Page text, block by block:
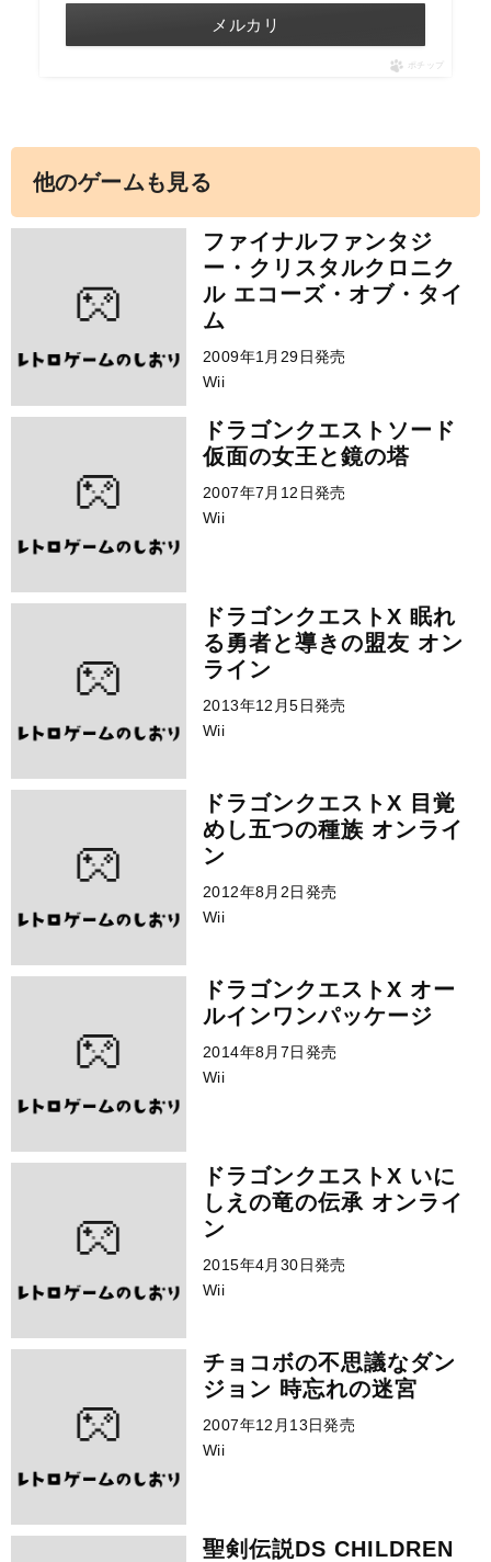
メルカリ
ポチップ
他のゲームも見る
ファイナルファンタジ
ー・クリスタルクロニク
ル エコーズ・オブ・タイ
ム
2009年1月29日発売
Wii
ドラゴンクエストソード
仮面の女王と鏡の塔
2007年7月12日発売
Wii
ドラゴンクエストX 眠れ
る勇者と導きの盟友 オン
ライン
2013年12月5日発売
Wii
ドラゴンクエストX 目覚
めし五つの種族 オンライ
ン
2012年8月2日発売
Wii
ドラゴンクエストX オー
ルインワンパッケージ
2014年8月7日発売
Wii
ドラゴンクエストX いに
しえの竜の伝承 オンライ
ン
2015年4月30日発売
Wii
チョコボの不思議なダン
ジョン 時忘れの迷宮
2007年12月13日発売
Wii
聖剣伝説DS CHILDREN